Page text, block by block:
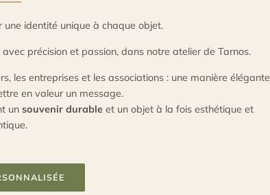
identité unique à chaque objet.
précision et passion, dans notre atelier de Tarnos.
les entreprises et les associations : une manière élégante
en valeur un message.
un souvenir durable et un objet à la fois esthétique et